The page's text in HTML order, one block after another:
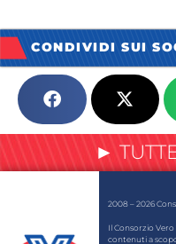
CONDIVIDI SUI
►
2008 – 2026
Il Consorzio
contenuti a